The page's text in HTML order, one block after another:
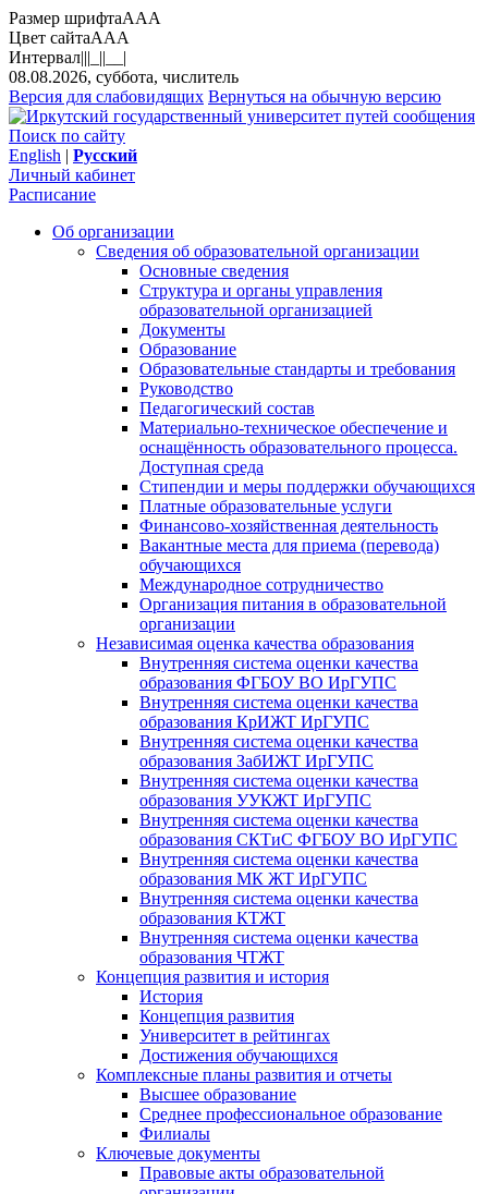
Размер шрифтаAAA
Цвет сайтаAAA
Интервал|||_||__|
08.08.2026, суббота, числитель
Версия для слабовидящих Вернуться на обычную версию
Поиск по сайту
English | Русский
Личный кабинет
Расписание
Об организации
Сведения об образовательной организации
Основные сведения
Структура и органы управления
образовательной организацией
Документы
Образование
Образовательные стандарты и требования
Руководство
Педагогический состав
Материально-техническое обеспечение и
оснащённость образовательного процесса.
Доступная среда
Стипендии и меры поддержки обучающихся
Платные образовательные услуги
Финансово-хозяйственная деятельность
Вакантные места для приема (перевода)
обучающихся
Международное сотрудничество
Организация питания в образовательной
организации
Независимая оценка качества образования
Внутренняя система оценки качества
образования ФГБОУ ВО ИрГУПС
Внутренняя система оценки качества
образования КрИЖТ ИрГУПС
Внутренняя система оценки качества
образования ЗабИЖТ ИрГУПС
Внутренняя система оценки качества
образования УУКЖТ ИрГУПС
Внутренняя система оценки качества
образования СКТиС ФГБОУ ВО ИрГУПС
Внутренняя система оценки качества
образования МК ЖТ ИрГУПС
Внутренняя система оценки качества
образования КТЖТ
Внутренняя система оценки качества
образования ЧТЖТ
Концепция развития и история
История
Концепция развития
Университет в рейтингах
Достижения обучающихся
Комплексные планы развития и отчеты
Высшее образование
Среднее профессиональное образование
Филиалы
Ключевые документы
Правовые акты образовательной